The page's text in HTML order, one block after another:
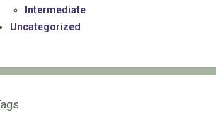
Intermediate
Uncategorized